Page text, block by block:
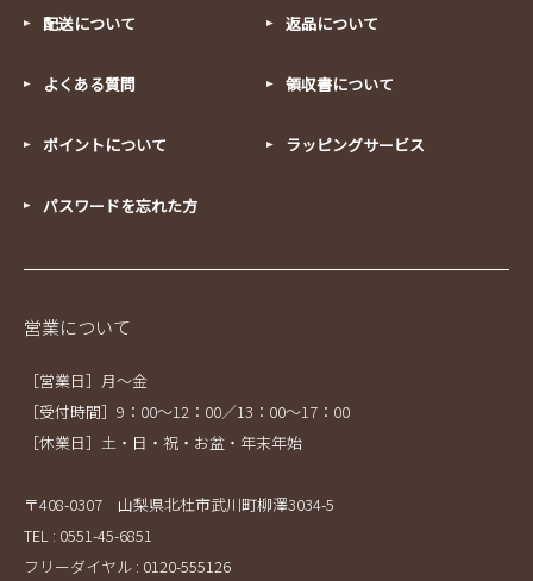
配送について 返品について
よくある質問 領収書について
ポイントについて ラッピングサービス
パスワードを忘れた方
営業について
［営業日］月～金
［受付時間］9：00～12：00／13：00～17：00
［休業日］土・日・祝・お盆・年末年始
〒408-0307 山梨県北杜市武川町柳澤3034-5
TEL : 0551-45-6851
フリーダイヤル : 0120-555126